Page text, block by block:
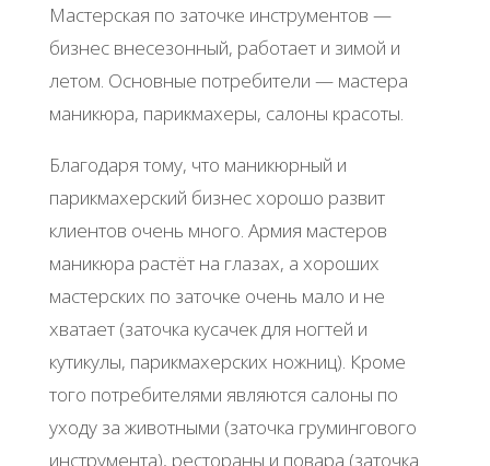
Мастерская по заточке инструментов —
бизнес внесезонный, работает и зимой и
летом. Основные потребители — мастера
маникюра, парикмахеры, салоны красоты.
Благодаря тому, что маникюрный и
парикмахерский бизнес хорошо развит
клиентов очень много. Армия мастеров
маникюра растёт на глазах, а хороших
мастерских по заточке очень мало и не
хватает (заточка кусачек для ногтей и
кутикулы, парикмахерских ножниц). Кроме
того потребителями являются салоны по
уходу за животными (заточка грумингового
инструмента), рестораны и повара (заточка